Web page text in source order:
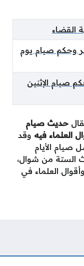
القضاء
وحكم صيام يوم
صيام الإثنين
حديث صيام
فيه وقد
الأيام
الستة من شوال،
العلماء في